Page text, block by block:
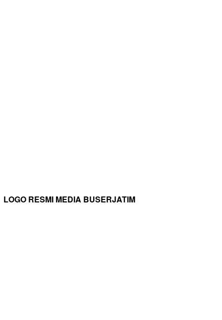
LOGO RESMI MEDIA BUSERJATIM